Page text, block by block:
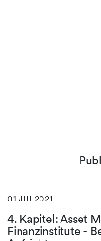
01 JUI 2021
4. Kapitel: Asset
Finanzinstitute -